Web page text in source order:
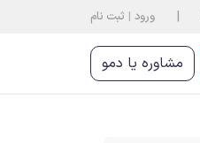
| ورود | ثبت نام
مشاوره یا دمو